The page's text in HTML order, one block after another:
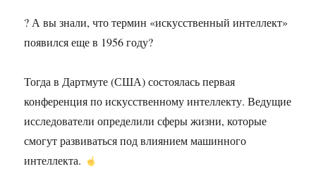
? А вы знали, что термин «искусственный интеллект»
появился еще в 1956 году?
Тогда в Дартмуте (США) состоялась первая
конференция по искусственному интеллекту. Ведущие
исследователи определили сферы жизни, которые
смогут развиваться под влиянием машинного
интеллекта.